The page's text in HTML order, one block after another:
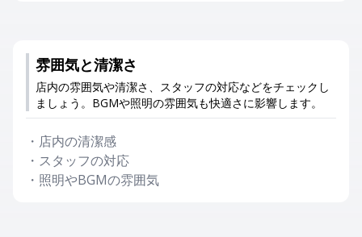
雰囲気と清潔さ
店内の雰囲気や清潔さ、スタッフの対応などをチェックし
ましょう。BGMや照明の雰囲気も快適さに影響します。
・ 店内の清潔感
・ スタッフの対応
・ 照明やBGMの雰囲気